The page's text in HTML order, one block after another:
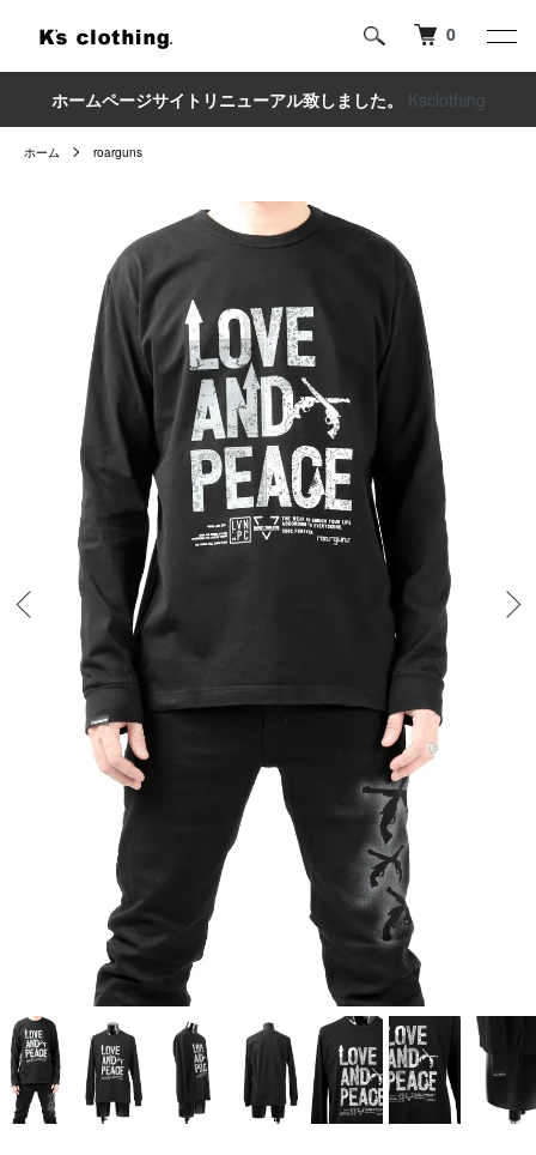
0
ホームページサイトリニューアル致しました。 Ksclothing
ホーム roarguns